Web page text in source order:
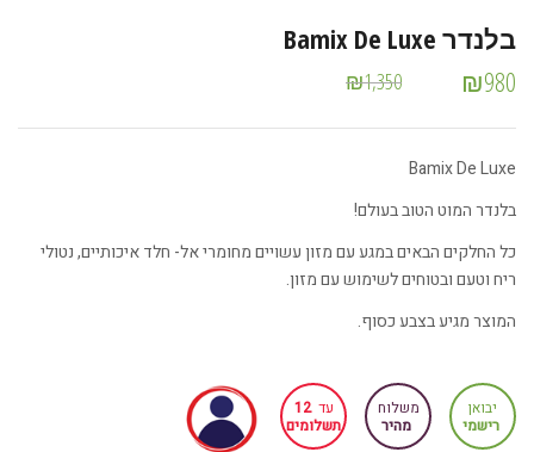
בלנדר Bamix De Luxe
₪1,350 ₪980
Bamix De Luxe
בלנדר המוט הטוב בעולם!
כל החלקים הבאים במגע עם מזון עשויים מחומרי אל- חלד איכותיים, נטולי
ריח וטעם ובטוחים לשימוש עם מזון.
המוצר מגיע בצבע כסוף.
יבואן
רישמי
משלוח
מהיר
עד 12
תשלומים